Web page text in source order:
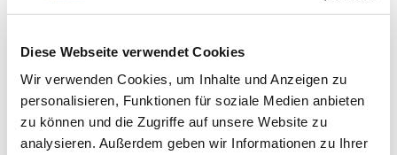
Diese Webseite verwendet Cookies
Wir verwenden Cookies, um Inhalte und Anzeigen zu
personalisieren, Funktionen für soziale Medien anbieten
zu können und die Zugriffe auf unsere Website zu
analysieren. Außerdem geben wir Informationen zu Ihrer